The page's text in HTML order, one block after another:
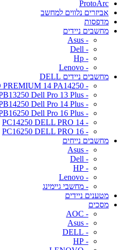
ProtoArc
אביזרים נלווים למחשב
מדפסות
מחשבים ניידים
- Asus
- Dell
- Hp
- Lenovo
מחשבים ניידים DELL
- DELL PRO PREMIUM 14 PA14250
- PB13250 Dell Pro 13 Plus
- PB14250 Dell Pro 14 Plus
- PB16250 Dell Pro 16 Plus
- PC14250 DELL PRO 14
- PC16250 DELL PRO 16
מחשבים נייחים
- Asus
- Dell
- HP
- Lenovo
- מחשבי גיימינג
מטענים ניידים
מסכים
- AOC
- Asus
- DELL
- HP